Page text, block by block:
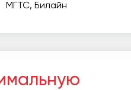
МГТС, Билайн